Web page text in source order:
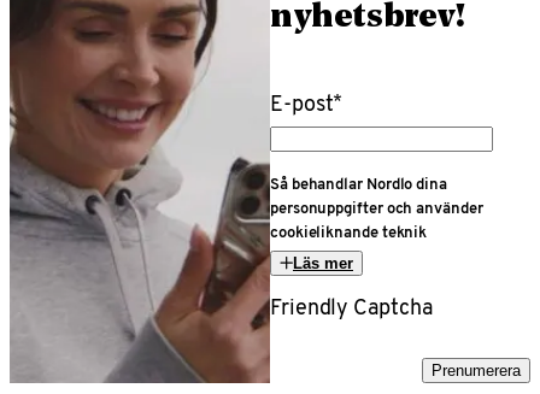
nyhetsbrev!
E-post*
Så behandlar Nordlo dina
personuppgifter och använder
cookieliknande teknik
Läs mer
Friendly Captcha
Prenumerera